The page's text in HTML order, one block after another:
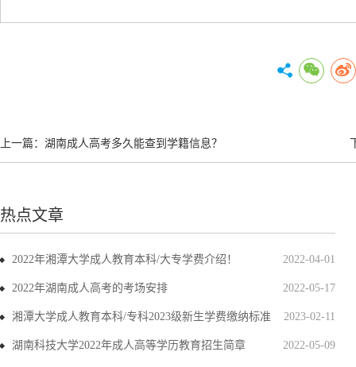
上一篇： 湖南成人高考多久能查到学籍信息？
热点文章
2022-04-01
2022年湘潭大学成人教育本科/大专学费介绍！
2022-05-17
2022年湖南成人高考的考场安排
2023-02-11
湘潭大学成人教育本科/专科2023级新生学费缴纳标准
2022-05-09
湖南科技大学2022年成人高等学历教育招生简章